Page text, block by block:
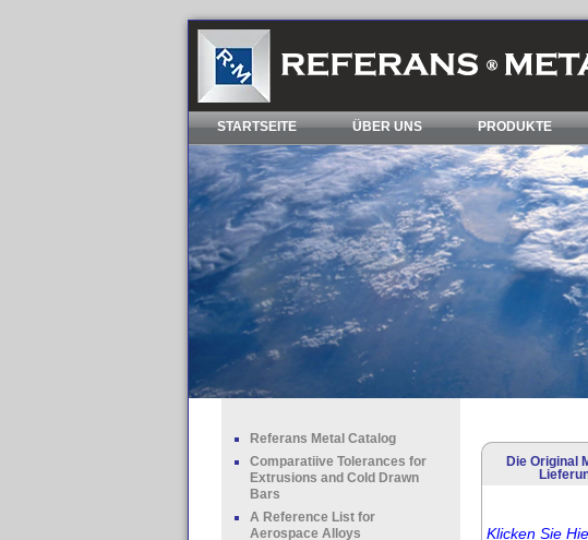
STARTSEITE ÜBER UNS PRODUKTE
Referans Metal Catalog
Comparatiive Tolerances for
Extrusions and Cold Drawn
Bars
A Reference List for
Aerospace Alloys
Die Original
Klicken Sie